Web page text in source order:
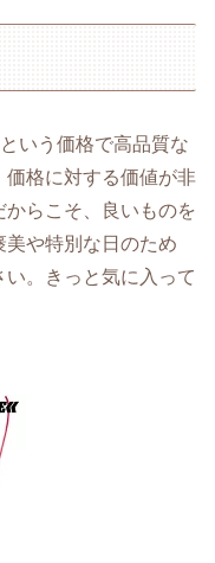
いう価格で高品質な
格に対する価値が非
らこそ、良いものを
や特別な日のため
。きっと気に入って